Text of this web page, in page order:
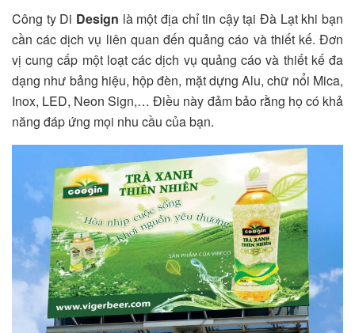
Công ty Di Design là một địa chỉ tin cậy tại Đà Lạt khi bạn
cần các dịch vụ liên quan đến quảng cáo và thiết kế. Đơn
vị cung cấp một loạt các dịch vụ quảng cáo và thiết kế đa
dạng như bảng hiệu, hộp đèn, mặt dựng Alu, chữ nổi Mica,
Inox, LED, Neon Sign,… Điều này đảm bảo rằng họ có khả
năng đáp ứng mọi nhu cầu của bạn.